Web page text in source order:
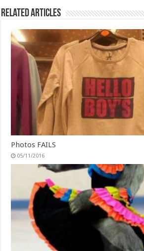
Related Articles
Photos FAILS
05/11/2016